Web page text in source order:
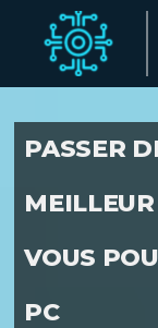
PASSER
VOUS
PC